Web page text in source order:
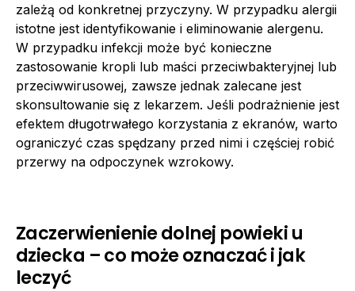
zależą od konkretnej przyczyny. W przypadku alergii
istotne jest identyfikowanie i eliminowanie alergenu.
W przypadku infekcji może być konieczne
zastosowanie kropli lub maści przeciwbakteryjnej lub
przeciwwirusowej, zawsze jednak zalecane jest
skonsultowanie się z lekarzem. Jeśli podrażnienie jest
efektem długotrwałego korzystania z ekranów, warto
ograniczyć czas spędzany przed nimi i częściej robić
przerwy na odpoczynek wzrokowy.
Zaczerwienienie dolnej powieki u
dziecka – co może oznaczać i jak
leczyć